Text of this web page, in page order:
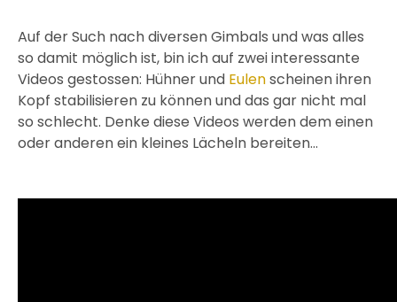
Auf der Such nach diversen Gimbals und was alles
so damit möglich ist, bin ich auf zwei interessante
Videos gestossen: Hühner und Eulenscheinen ihren
Kopf stabilisieren zu können und das gar nicht mal
so schlecht. Denke diese Videos werden dem einen
oder anderen ein kleines Lächeln bereiten…